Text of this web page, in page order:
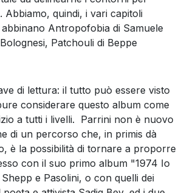
quindi, i vari capitoli
Antropofobia di Samuele
Patchouli di Beppe
di lettura: il tutto può essere visto
considerare questo album come
a tutti i livelli. Parrini non è nuovo
di un percorso che, in primis dà
è la possibilità di tornare a proporre
con il suo primo album "1974 Io
e Pasolini, o con quelli dei